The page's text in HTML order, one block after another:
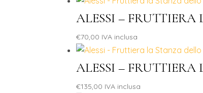
ALESSI –
€70,00 IVA inclusa
ALESSI –
€135,00 IVA inclusa